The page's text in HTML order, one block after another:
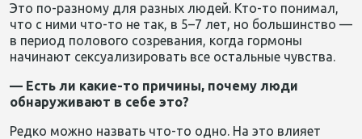
Это по-разному для разных людей. Кто-то понимал,
что с ними что-то не так, в 5–7 лет, но большинство —
в период полового созревания, когда гормоны
начинают сексуализировать все остальные чувства.
— Есть ли какие-то причины, почему люди
обнаруживают в себе это?
Редко можно назвать что-то одно. На это влияет